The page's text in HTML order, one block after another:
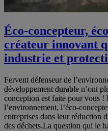
Éco-concepteur,
créateur innovant
industrie et
Fervent défenseur de
développement durable n’ont
conception est faite pour vous
l’environnement, l’éco-
entreprises dans leur réduction
des déchets.La question qui le